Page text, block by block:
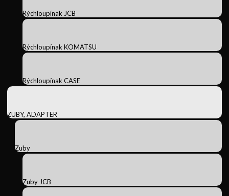
Rýchloupínak JCB
Rýchloupínak KOMATSU
Rýchloupínak CASE
ZUBY, ADAPTER
Zuby
Zuby JCB